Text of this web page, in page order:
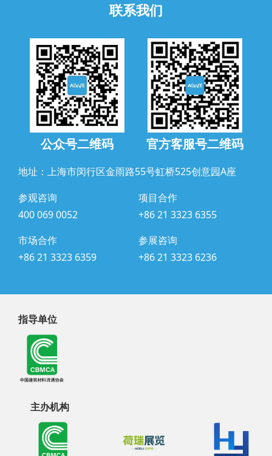
联系我们
公众号二维码 官方客服号二维码
地址：上海市闵行区金雨路55号虹桥525创意园A座
参观咨询
400 069 0052
项目合作
+86 21 3323 6355
市场合作
+86 21 3323 6359
参展咨询
+86 21 3323 6236
指导单位
主办机构